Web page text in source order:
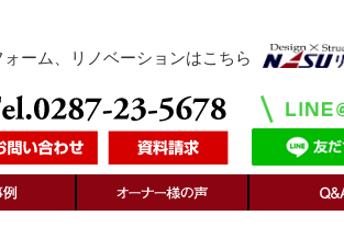
ォーム、リノベーションはこちら